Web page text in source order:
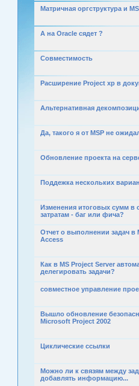
Матричная оргструктура и
А на Oracle сядет ?
Совместимость
Расширение Project xp в
Альтернативная
Да, такого я от MSP не
Обновление проекта на
Поддежка нескольких
Изменения итоговых сумм в
затратам - баг или фича?
Отчет о выполнении задач в
Access
Как в MS Project Server
делегировать задачи?
совместное управление
Вышло обновление
Microsoft Project 2002
Циклические ссылки
Можно ли к связям между
добавлять информацию...